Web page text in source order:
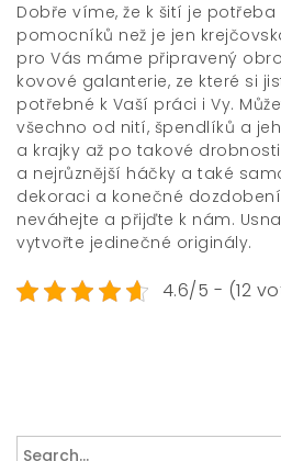
Dobře víme, že k šití je
pomocníků než je jen
pro Vás máme připravený
kovové galanterie, ze které si
potřebné k Vaší práci i Vy.
všechno od nití, špendlíků a
a krajky až po takové
a nejrůznější háčky a také
dekoraci a konečné
neváhejte a přijďte k nám.
vytvořte jedinečné originály.
4.6/5 - (12
Search